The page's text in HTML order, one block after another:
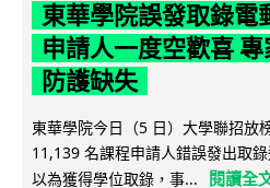
東華學院誤發取錄電
申請人一度空歡喜
防護缺失
東華學院今日（5 日）大學聯招放
11,139 名課程申請人錯誤發出取
以為獲得學位取錄，事...
閱讀全